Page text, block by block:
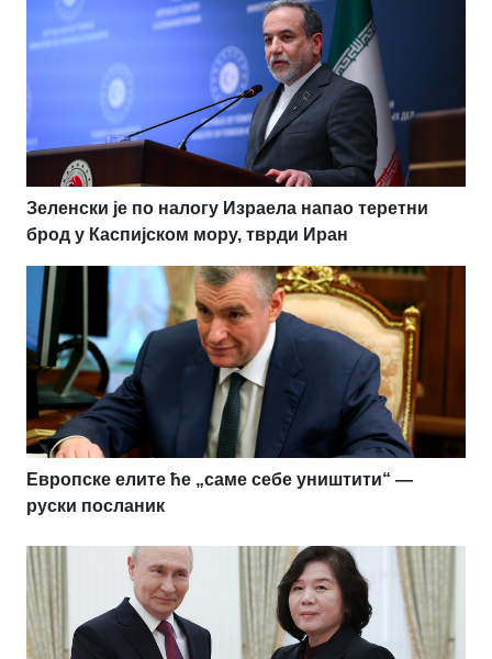
Зеленски је по налогу Израела напао теретни
брод у Каспијском мору, тврди Иран
Европске елите ће „саме себе уништити“ —
руски посланик